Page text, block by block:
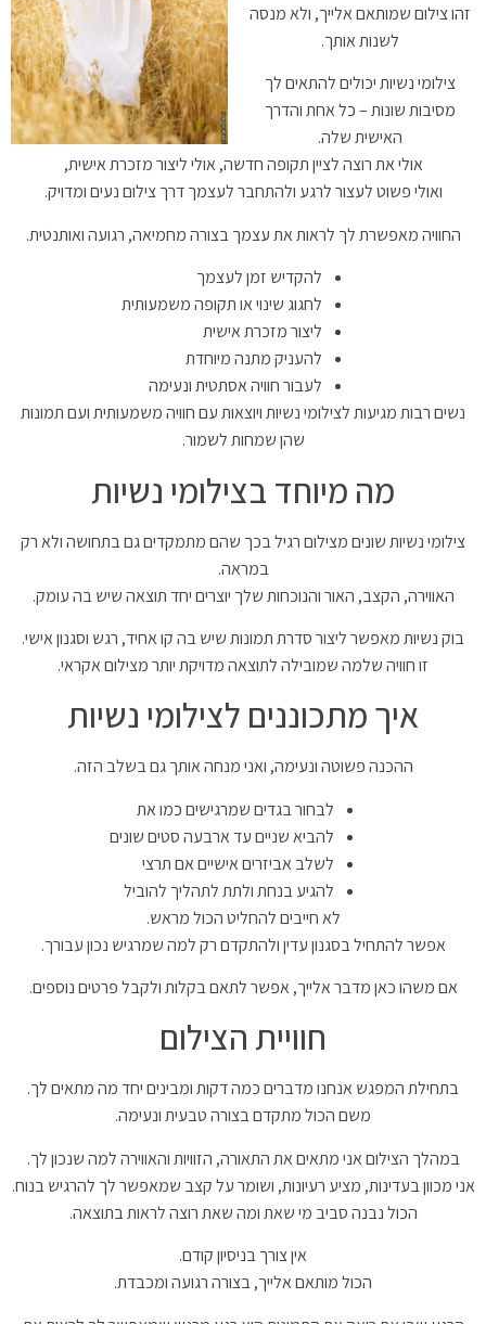
זהו צילום שמותאם אלייך, ולא מנסה
לשנות אותך.
צילומי נשיות יכולים להתאים לך
מסיבות שונות – כל אחת והדרך
האישית שלה.
אולי את רוצה לציין תקופה חדשה, אולי ליצור מזכרת אישית,
ואולי פשוט לעצור לרגע ולהתחבר לעצמך דרך צילום נעים ומדויק.
החוויה מאפשרת לך לראות את עצמך בצורה מחמיאה, רגועה ואותנטית.
להקדיש זמן לעצמך
לחגוג שינוי או תקופה משמעותית
ליצור מזכרת אישית
להעניק מתנה מיוחדת
לעבור חוויה אסתטית ונעימה
נשים רבות מגיעות לצילומי נשיות ויוצאות עם חוויה משמעותית ועם תמונות
שהן שמחות לשמור.
מה מיוחד בצילומי נשיות
צילומי נשיות שונים מצילום רגיל בכך שהם מתמקדים גם בתחושה ולא רק
במראה.
האווירה, הקצב, האור והנוכחות שלך יוצרים יחד תוצאה שיש בה עומק.
בוק נשיות מאפשר ליצור סדרת תמונות שיש בה קו אחיד, רגש וסגנון אישי.
זו חוויה שלמה שמובילה לתוצאה מדויקת יותר מצילום אקראי.
איך מתכוננים לצילומי נשיות
ההכנה פשוטה ונעימה, ואני מנחה אותך גם בשלב הזה.
לבחור בגדים שמרגישים כמו את
להביא שניים עד ארבעה סטים שונים
לשלב אביזרים אישיים אם תרצי
להגיע בנחת ולתת לתהליך להוביל
לא חייבים להחליט הכול מראש.
אפשר להתחיל בסגנון עדין ולהתקדם רק למה שמרגיש נכון עבורך.
אם משהו כאן מדבר אלייך, אפשר לתאם בקלות ולקבל פרטים נוספים.
חוויית הצילום
בתחילת המפגש אנחנו מדברים כמה דקות ומבינים יחד מה מתאים לך.
משם הכול מתקדם בצורה טבעית ונעימה.
במהלך הצילום אני מתאים את התאורה, הזוויות והאווירה למה שנכון לך.
אני מכוון בעדינות, מציע רעיונות, ושומר על קצב שמאפשר לך להרגיש בנוח.
הכול נבנה סביב מי שאת ומה שאת רוצה לראות בתוצאה.
אין צורך בניסיון קודם.
הכול מותאם אלייך, בצורה רגועה ומכבדת.